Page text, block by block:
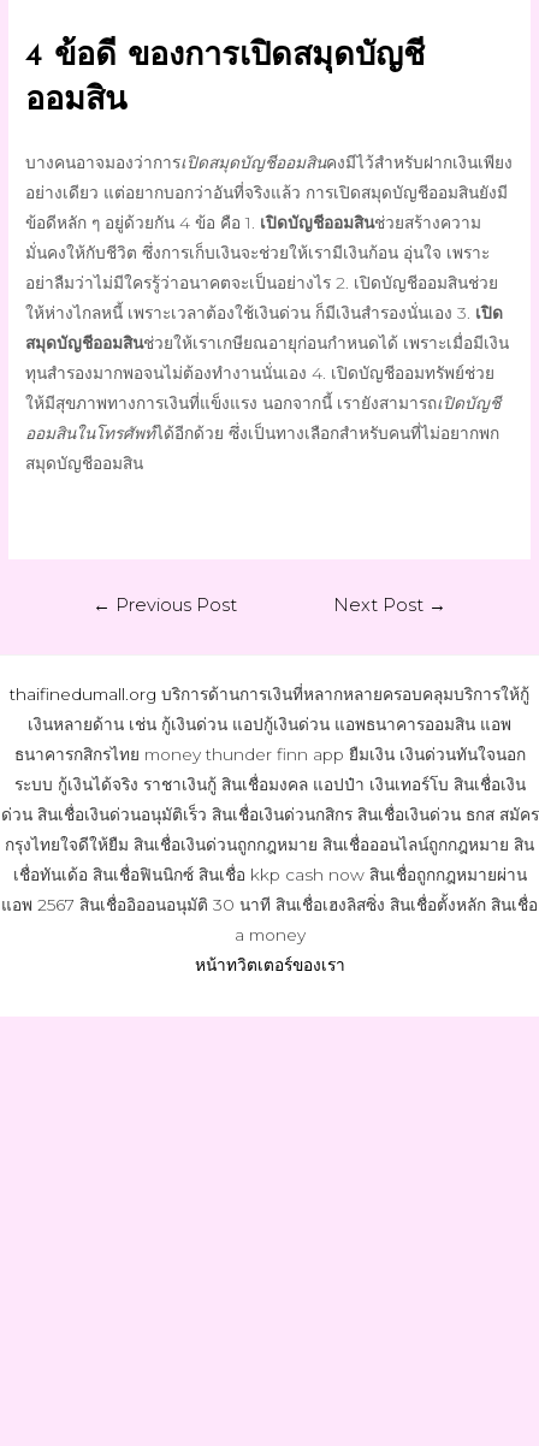
4 ข้อดี ของการเปิดสมุดบัญชี
ออมสิน
บางคนอาจมองว่าการเปิดสมุดบัญชีออมสินคงมีไว้สำหรับฝากเงินเพียง
อย่างเดียว แต่อยากบอกว่าอันที่จริงแล้ว การเปิดสมุดบัญชีออมสินยังมี
ข้อดีหลัก ๆ อยู่ด้วยกัน 4 ข้อ คือ 1. เปิดบัญชีออมสินช่วยสร้างความ
มั่นคงให้กับชีวิต ซึ่งการเก็บเงินจะช่วยให้เรามีเงินก้อน อุ่นใจ เพราะ
อย่าลืมว่าไม่มีใครรู้ว่าอนาคตจะเป็นอย่างไร 2. เปิดบัญชีออมสินช่วย
ให้ห่างไกลหนี้ เพราะเวลาต้องใช้เงินด่วน ก็มีเงินสำรองนั่นเอง 3. เปิด
สมุดบัญชีออมสินช่วยให้เราเกษียณอายุก่อนกำหนดได้ เพราะเมื่อมีเงิน
ทุนสำรองมากพอจนไม่ต้องทำงานนั่นเอง 4. เปิดบัญชีออมทรัพย์ช่วย
ให้มีสุขภาพทางการเงินที่แข็งแรง นอกจากนี้ เรายังสามารถเปิดบัญชี
ออมสินในโทรศัพท์ได้อีกด้วย ซึ่งเป็นทางเลือกสำหรับคนที่ไม่อยากพก
สมุดบัญชีออมสิน
← Previous Post Next Post →
thaifinedumall.org บริการด้านการเงินที่หลากหลายครอบคลุมบริการให้กู้
เงินหลายด้าน เช่น กู้เงินด่วน แอปกู้เงินด่วน แอพธนาคารออมสิน แอพ
ธนาคารกสิกรไทย money thunder finn app ยืมเงิน เงินด่วนทันใจนอก
ระบบ กู้เงินได้จริง ราชาเงินกู้ สินเชื่อมงคล แอปป๋า เงินเทอร์โบ สินเชื่อเงิน
ด่วน สินเชื่อเงินด่วนอนุมัติเร็ว สินเชื่อเงินด่วนกสิกร สินเชื่อเงินด่วน ธกส สมัคร
กรุงไทยใจดีให้ยืม สินเชื่อเงินด่วนถูกกฎหมาย สินเชื่อออนไลน์ถูกกฎหมาย สิน
เชื่อทันเด้อ สินเชื่อฟินนิกซ์ สินเชื่อ kkp cash now สินเชื่อถูกกฎหมายผ่าน
แอพ 2567 สินเชื่ออิออนอนุมัติ 30 นาที สินเชื่อเฮงลิสซิ่ง สินเชื่อตั้งหลัก สินเชื่อ
a money
หน้าทวิตเตอร์ของเรา